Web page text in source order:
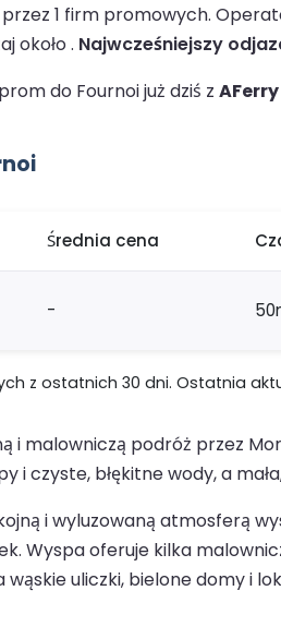
1 firm promowych.
około . Najwcześniejszy
do Fournoi już dziś z AFerry
Średnia cena
-
z ostatnich 30 dni. Ostatnia
i malowniczą podróż przez
i czyste, błękitne wody, a
i wyluzowaną atmosferą
Wyspa oferuje kilka
uliczki, bielone domy i